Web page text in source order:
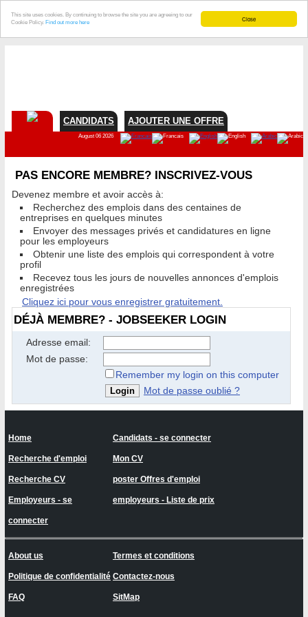
Close
This site uses cookies. By continuing to browse the site you are agreeing to our
Cookie Policy. Find out more here
CANDIDATS AJOUTER UNE OFFRE
August 06 2026
PAS ENCORE MEMBRE? INSCRIVEZ-VOUS
Devenez membre et avoir accès à:
Recherchez des emplois dans des centaines de
entreprises en quelques minutes
Envoyer des messages privés et candidatures en ligne
pour les employeurs
Obtenir une liste des emplois qui correspondent à votre
profil
Recevez tous les jours de nouvelles annonces d'emplois
enregistrées
Cliquez ici pour vous enregistrer gratuitement.
DÉJÀ MEMBRE? - JOBSEEKER LOGIN
Adresse email:
Mot de passe:
Remember my login on this computer
Mot de passe oublié ?
Home Candidats - se connecter
Recherche d'emploi Mon CV
Recherche CV poster Offres d'emploi
Employeurs - se
connecter
employeurs - Liste de prix
About us Termes et conditions
Politique de confidentialité Contactez-nous
FAQ SitMap